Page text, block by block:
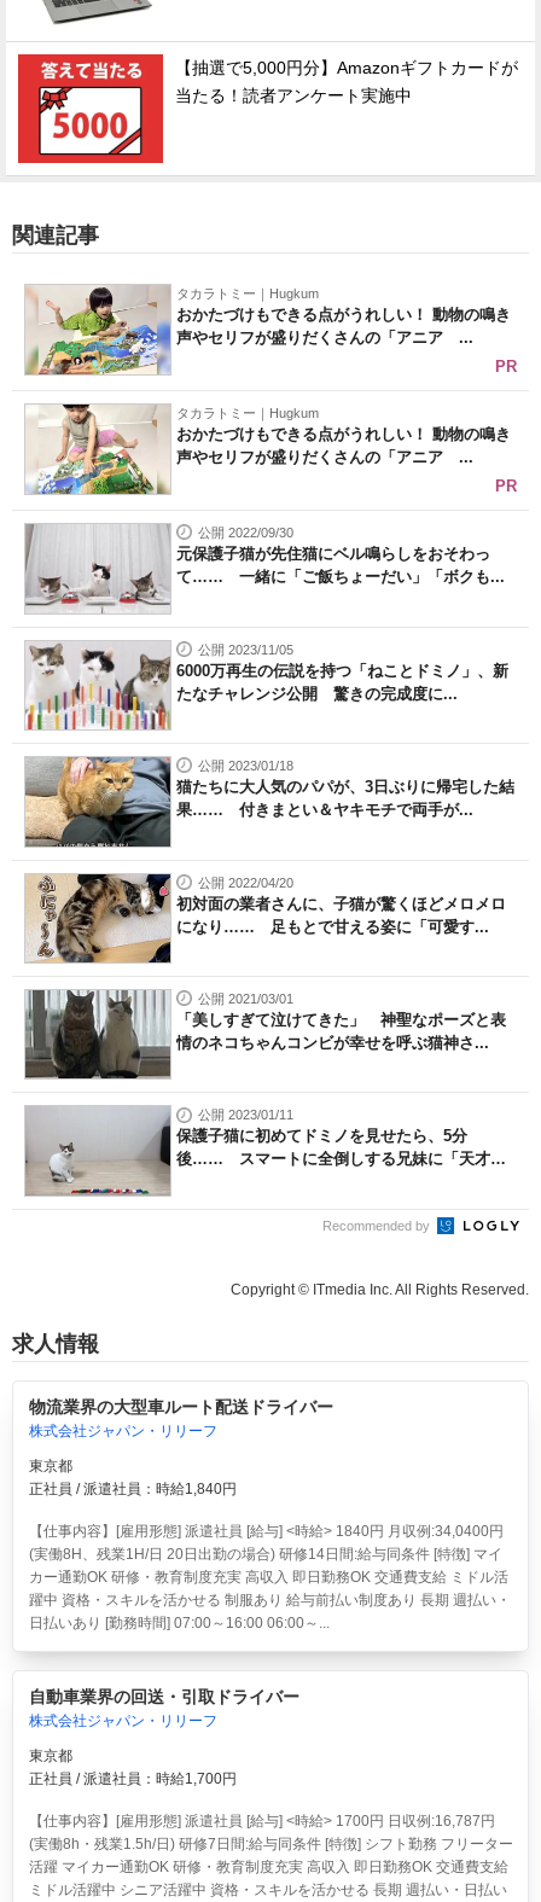
【抽選で5,000円分】Amazonギフトカードが
当たる！読者アンケート実施中
関連記事
タカラトミー｜Hugkum
おかたづけもできる点がうれしい！ 動物の鳴き
声やセリフが盛りだくさんの「アニア ...
PR
タカラトミー｜Hugkum
おかたづけもできる点がうれしい！ 動物の鳴き
声やセリフが盛りだくさんの「アニア ...
PR
公開 2022/09/30
元保護子猫が先住猫にベル鳴らしをおそわっ
て…… 一緒に「ご飯ちょーだい」「ボクも...
公開 2023/11/05
6000万再生の伝説を持つ「ねことドミノ」、新
たなチャレンジ公開 驚きの完成度に...
公開 2023/01/18
猫たちに大人気のパパが、3日ぶりに帰宅した結
果…… 付きまとい＆ヤキモチで両手が...
公開 2022/04/20
初対面の業者さんに、子猫が驚くほどメロメロ
になり…… 足もとで甘える姿に「可愛す...
公開 2021/03/01
「美しすぎて泣けてきた」 神聖なポーズと表
情のネコちゃんコンビが幸せを呼ぶ猫神さ...
公開 2023/01/11
保護子猫に初めてドミノを見せたら、5分
後…… スマートに全倒しする兄妹に「天才
Recommended by
Copyright © ITmedia Inc. All Rights Reserved.
求人情報
物流業界の大型車ルート配送ドライバー
株式会社ジャパン・リリーフ
東京都
正社員 / 派遣社員：時給1,840円
【仕事内容】[雇用形態] 派遣社員 [給与] <時給> 1840円 月収例:34,0400円
(実働8H、残業1H/日 20日出勤の場合) 研修14日間:給与同条件 [特徴] マイ
カー通勤OK 研修・教育制度充実 高収入 即日勤務OK 交通費支給 ミドル活
躍中 資格・スキルを活かせる 制服あり 給与前払い制度あり 長期 週払い・
日払いあり [勤務時間] 07:00～16:00 06:00～...
自動車業界の回送・引取ドライバー
株式会社ジャパン・リリーフ
東京都
正社員 / 派遣社員：時給1,700円
【仕事内容】[雇用形態] 派遣社員 [給与] <時給> 1700円 日収例:16,787円
(実働8h・残業1.5h/日) 研修7日間:給与同条件 [特徴] シフト勤務 フリーター
活躍 マイカー通勤OK 研修・教育制度充実 高収入 即日勤務OK 交通費支給
ミドル活躍中 シニア活躍中 資格・スキルを活かせる 長期 週払い・日払い